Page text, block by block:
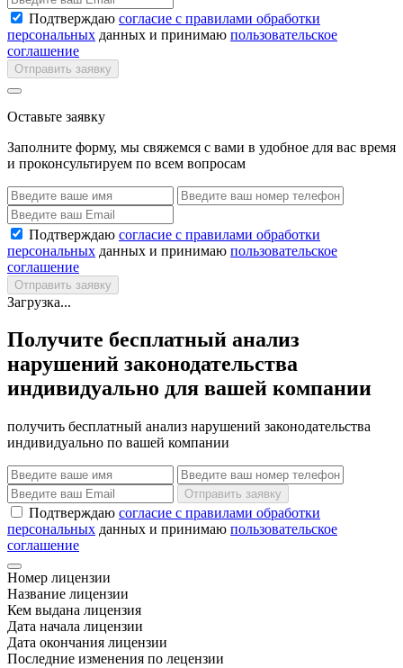
Подтверждаю согласие с правилами обработки
персональных данных и принимаю пользовательское
соглашение
Отправить заявку
Оставьте заявку
Заполните форму, мы свяжемся с вами в удобное для вас время
и проконсультируем по всем вопросам
Подтверждаю согласие с правилами обработки
персональных данных и принимаю пользовательское
соглашение
Отправить заявку
Загрузка...
Получите бесплатный анализ
нарушений законодательства
индивидуально для вашей компании
получить бесплатный анализ нарушений законодательства
индивидуально по вашей компании
Отправить заявку
Подтверждаю согласие с правилами обработки
персональных данных и принимаю пользовательское
соглашение
Номер лицензии
Название лицензии
Кем выдана лицензия
Дата начала лицензии
Дата окончания лицензии
Последние изменения по лецензии